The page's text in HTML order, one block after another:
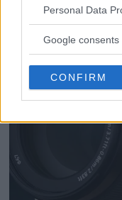
Please note that this
not limited to your
use your data for
consent section.
Personal Data
Google consents
CONFIRM